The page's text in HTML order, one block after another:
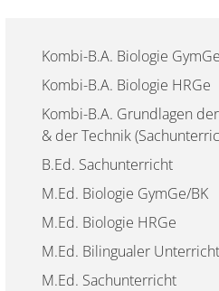
Kombi-B.A. Biologie
Kombi-B.A. Biologie HRGe
Kombi-B.A. Grundlagen
& der Technik
B.Ed. Sachunterricht
M.Ed. Biologie GymGe/BK
M.Ed. Biologie HRGe
M.Ed. Bilingualer
M.Ed. Sachunterricht